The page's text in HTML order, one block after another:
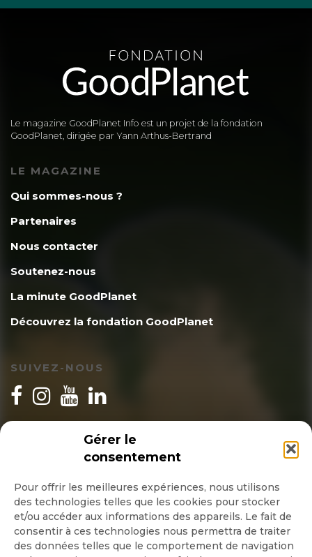
Gérer le
consentement
Pour offrir les meilleures expériences, nous utilisons
des technologies telles que les cookies pour stocker
et/ou accéder aux informations des appareils. Le fait de
consentir à ces technologies nous permettra de traiter
des données telles que le comportement de navigation
Le magazine GoodPlanet Info est un projet de la fondation
GoodPlanet, dirigée par Yann Arthus-Bertrand
LE MAGAZINE
Qui sommes-nous ?
Partenaires
Nous contacter
Soutenez-nous
La minute GoodPlanet
Découvrez la fondation GoodPlanet
SUIVEZ-NOUS
INSCRIPTION NEWSLETTER
Quotidienne
Hebdo